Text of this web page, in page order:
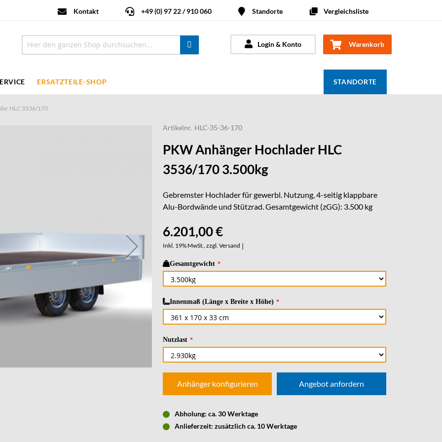
Kontakt +49 (0) 97 22 / 910 060 Standorte Vergleichsliste
Warenkorb
Login & Konto
ERSATZTEILE-SHOP STANDORTE
HLC 3536/170
Artikelnr. HLC-35-36-170
PKW Anhänger Hochlader HLC
3536/170 3.500kg
Gebremster Hochlader für gewerbl. Nutzung, 4-seitig klappbare
Alu-Bordwände und Stützrad. Gesamtgewicht (zGG): 3.500 kg
6.201,00 €
Inkl. 19% MwSt., zzgl.Versand |
Gesamtgewicht
Innenmaß (Länge x Breite x Höhe)
Nutzlast
Anhänger konfigurieren Angebot anfordern
Abholung: ca. 30 Werktage
Anlieferzeit: zusätzlich ca. 10 Werktage